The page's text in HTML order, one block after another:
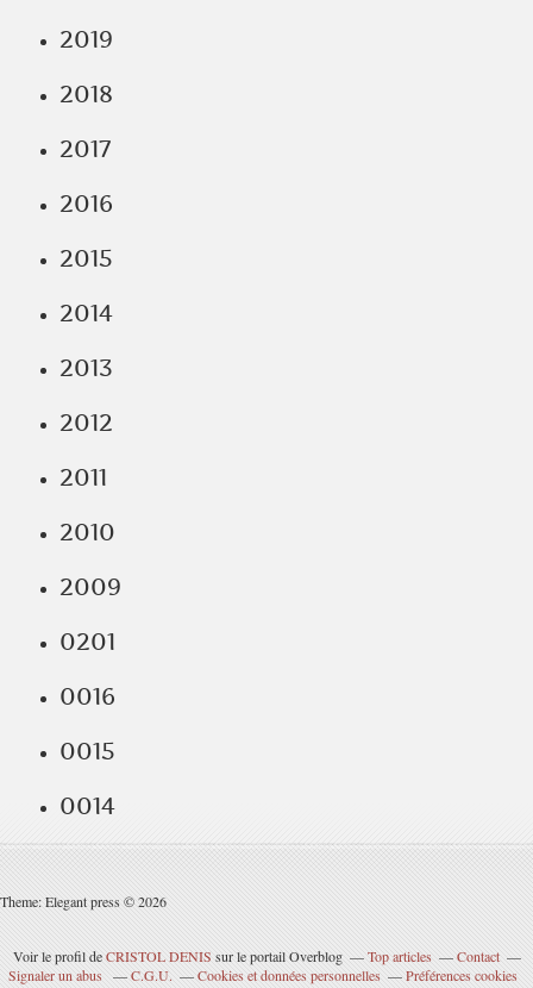
2019
2018
2017
2016
2015
2014
2013
2012
2011
2010
2009
0201
0016
0015
0014
Theme: Elegant press © 2026
Voir le profil deCRISTOL DENIS sur le portail Overblog Top articles
Contact
Signaler un abus
C.G.U. Cookies et données personnelles Préférences cookies